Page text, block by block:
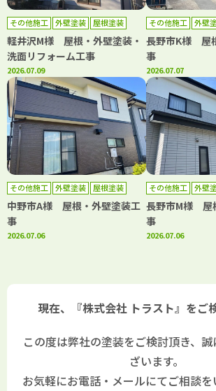
その他施工 外壁塗装 屋根塗装
軽井沢M様 屋根・外壁塗装・
洗面リフォーム工事
2026.07.09
その他施工 外壁
長野市K様 屋
事
2026.07.07
その他施工 外壁塗装 屋根塗装
中野市A様 屋根・外壁塗装工
事
2026.07.06
その他施工 外壁
長野市M様 屋
事
2026.07.06
現在、『株式会社 トラスト』をご
この度は弊社の塗装をご検討頂き、
ざいます。
お気軽にお電話・メールにてご相談